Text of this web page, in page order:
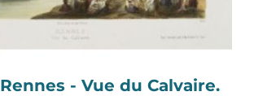
DEROY. - Rennes - Vue du Calvaire.